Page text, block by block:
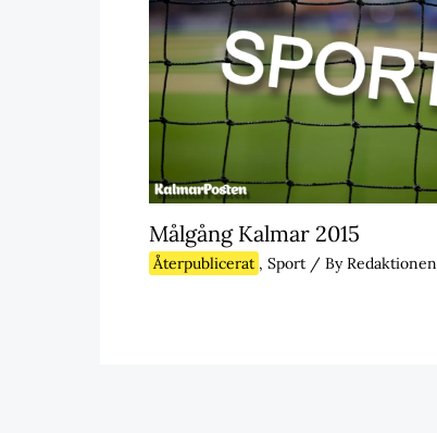
Målgång Kalmar 2015
Återpublicerat , Sport / ByRedaktionen